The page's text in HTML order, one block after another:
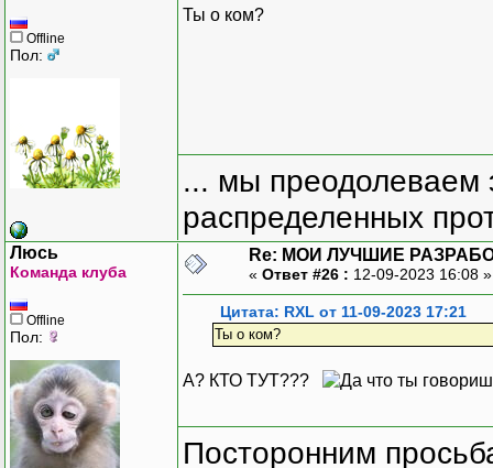
Offline
Пол:
Ты о ком?
... мы преодолеваем
распределенных
Люсь
Команда клуба
Offline
Пол:
Re: МОИ ЛУЧШИЕ
« Ответ #26 : 12-09-2023 16:08
Цитата: RXL от 11-09-2023 17:21
Ты о ком?
А? КТО ТУТ???
Посторонним